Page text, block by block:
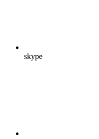
skype